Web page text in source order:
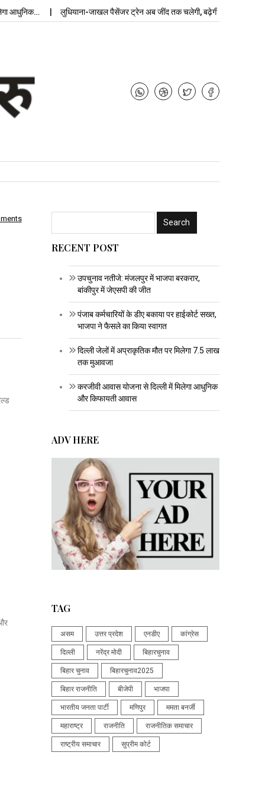
लुधियाना-जाखल पैसेंजर ट्रेन अब जींद तक चलेगी, बढ़ेगी…
RECENT POST
उपचुनाव नतीजे: मंजलपुर में भाजपा बरकरार,
बांकीपुर में जेएसपी की जीत
पंजाब कर्मचारियों के डीए बकाया पर हाईकोर्ट सख्त,
भाजपा ने फैसले का किया स्वागत
दिल्ली जेलों में अप्राकृतिक मौत पर मिलेगा 7.5 लाख
तक मुआवजा
करजीवी आवास योजना से दिल्ली में मिलेगा आधुनिक
और किफायती आवास
ADV HERE
TAG
असम उत्तर प्रदेश एनडीए कांग्रेस
दिल्ली नरेंद्र मोदी बिहारचुनाव
बिहार चुनाव बिहारचुनाव2025
बिहार राजनीति बीजेपी भाजपा
भारतीय जनता पार्टी मणिपुर ममता बनर्जी
महाराष्ट्र राजनीति राजनीतिक समाचार
राष्ट्रीय समाचार सुप्रीम कोर्ट